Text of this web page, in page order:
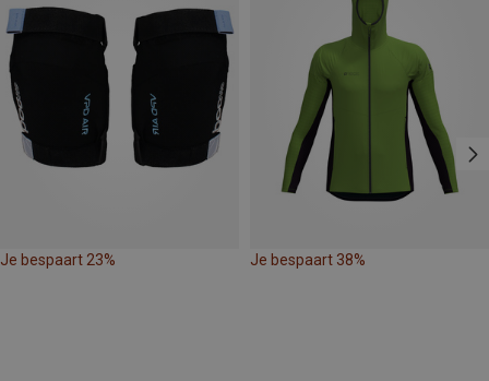
Je bespaart 23% Je bespaart 38%